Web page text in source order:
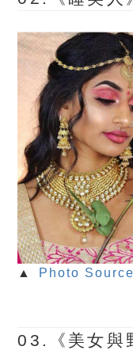
▲ Photo Source
03.《美女與